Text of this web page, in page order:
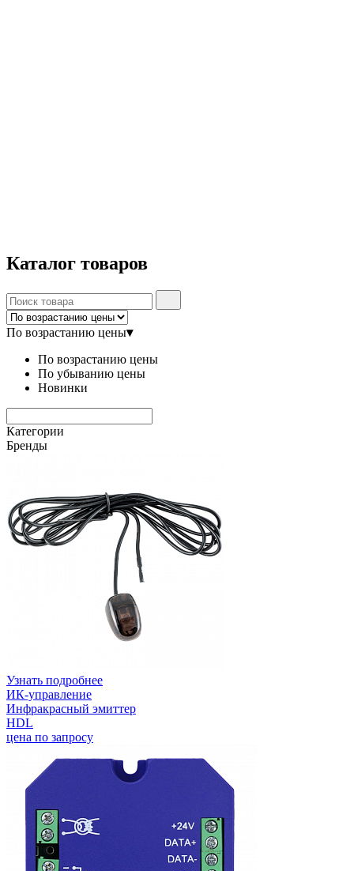
Каталог товаров
По возрастанию цены▾
По возрастанию цены
По убыванию цены
Новинки
Категории
Бренды
Узнать подробнее
ИК-управление
Инфракрасный эмиттер
HDL
цена по запросу